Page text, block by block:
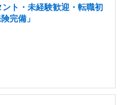
ト・未経験歓迎・転職初
完備」